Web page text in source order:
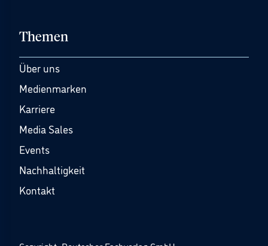
Themen
Über uns
Medienmarken
Karriere
Media Sales
Events
Nachhaltigkeit
Kontakt